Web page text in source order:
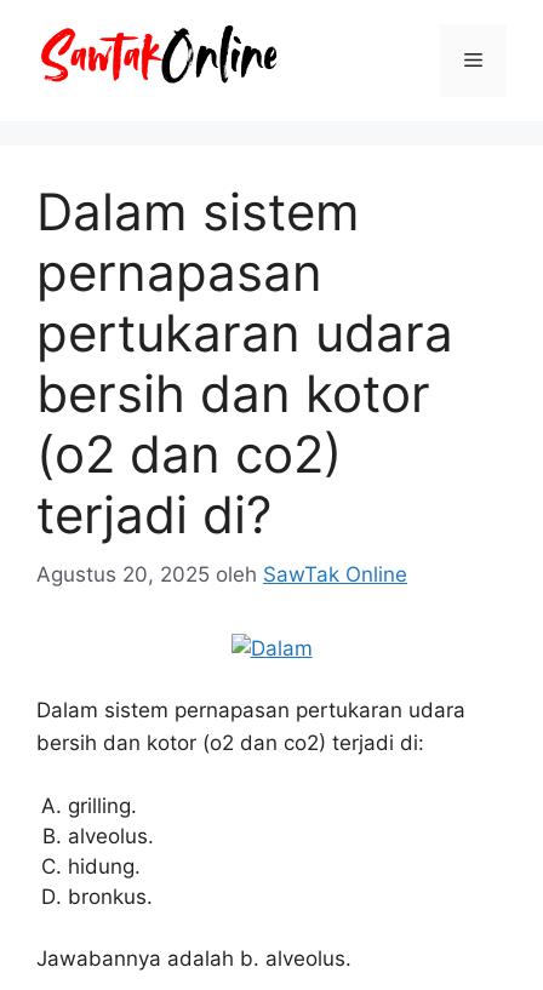
Menu
Dalam sistem
pernapasan
pertukaran udara
bersih dan kotor
(o2 dan co2)
terjadi di?
Agustus 20, 2025 oleh SawTak Online
Dalam sistem pernapasan pertukaran udara
bersih dan kotor (o2 dan co2) terjadi di:
grilling.
alveolus.
hidung.
bronkus.
Jawabannya adalah b. alveolus.